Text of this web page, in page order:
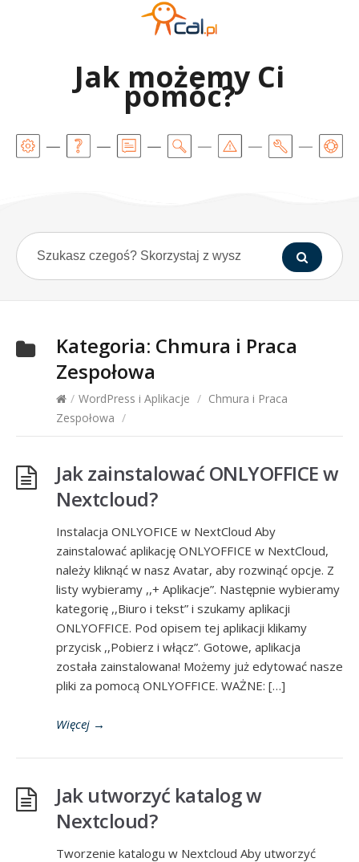
Jak możemy Ci
pomóc?
Kategoria: Chmura i Praca
Zespołowa
/ WordPress i Aplikacje / Chmura i Praca
Zespołowa /
Jak zainstalować ONLYOFFICE w
Nextcloud?
Instalacja ONLYOFICE w NextCloud Aby
zainstalować aplikację ONLYOFFICE w NextCloud,
należy kliknąć w nasz Avatar, aby rozwinąć opcje. Z
listy wybieramy ,,+ Aplikacje”. Następnie wybieramy
kategorię ,,Biuro i tekst” i szukamy aplikacji
ONLYOFFICE. Pod opisem tej aplikacji klikamy
przycisk ,,Pobierz i włącz”. Gotowe, aplikacja
została zainstalowana! Możemy już edytować nasze
pliki za pomocą ONLYOFFICE. WAŻNE: […]
Więcej →
Jak utworzyć katalog w
Nextcloud?
Tworzenie katalogu w Nextcloud Aby utworzyć